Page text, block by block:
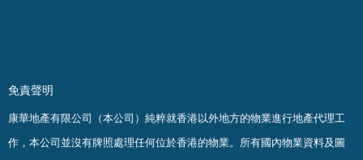
免責聲明
康華地產有限公司（本公司）純粹就香港以外地方的物業進行地產代理工
作，本公司並沒有牌照處理任何位於香港的物業。 所有國內物業資料及圖